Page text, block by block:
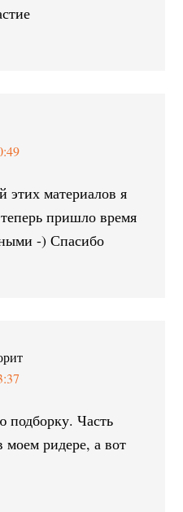
этих материалов я
пришло время
-) Спасибо
подборку. Часть
моем ридере, а вот